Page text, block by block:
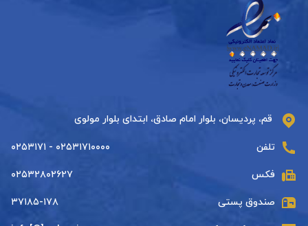
قم، پردیسان، بلوار امام صادق، ابتدای بلوار مولوی
تلفن ۰۲۵۳۱۷۱۰۰۰۰ - ۰۲۵۳۱۷۱
فکس ۰۲۵۳۲۸۰۲۶۲۷
صندوق پستی ۳۷۱۸۵-۱۷۸